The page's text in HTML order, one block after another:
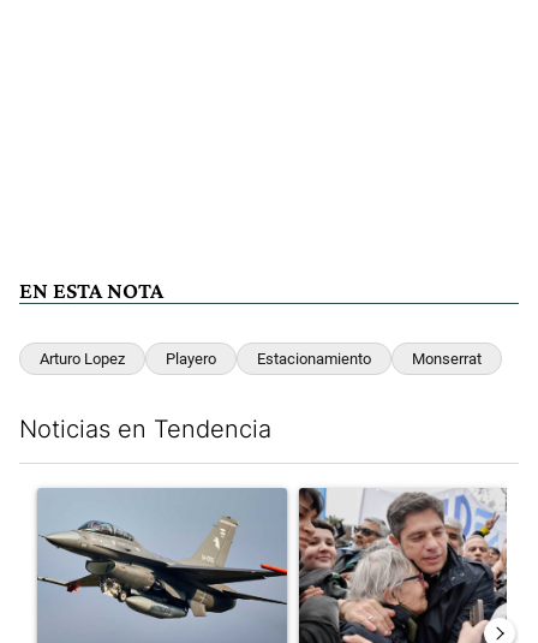
EN ESTA NOTA
Arturo Lopez Playero Estacionamiento Monserrat
Noticias en Tendencia
Un artículo de tendencia con el título "Los aviones F 16
Un artículo de tendencia con